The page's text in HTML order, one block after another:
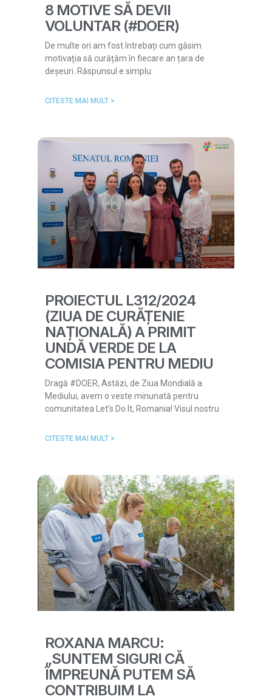
8 MOTIVE SĂ DEVII
VOLUNTAR (#DOER)
De multe ori am fost întrebați cum găsim
motivația să curățăm în fiecare an țara de
deșeuri. Răspunsul e simplu:
CITESTE MAI MULT >
PROIECTUL L312/2024
(ZIUA DE CURĂȚENIE
NAȚIONALĂ) A PRIMIT
UNDĂ VERDE DE LA
COMISIA PENTRU MEDIU
Dragă #DOER, Astăzi, de Ziua Mondială a
Mediului, avem o veste minunată pentru
comunitatea Let’s Do It, Romania! Visul nostru
CITESTE MAI MULT >
ROXANA MARCU:
„SUNTEM SIGURI CĂ
ÎMPREUNĂ PUTEM SĂ
CONTRIBUIM LA